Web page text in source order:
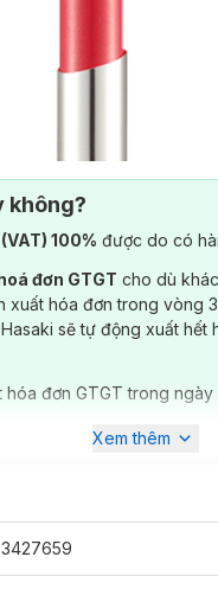
môi có màu sắc nhẹ
nguồn dưỡng chất để
không?
100% được do có
đơn GTGT cho dù
hóa đơn trong vòng
sẽ tự động xuất
đơn GTGT trong
Xem thêm